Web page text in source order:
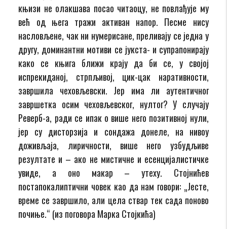
књизи не олакшава посао читаоцу, не повлађује му
већ од њега тражи активан напор. Песме нису
насловљене, чак ни нумерисане, преливају се једна у
другу, доминантни мотиви се јукста- и супрапонирају
како се књига ближи крају да би се, у својој
испрекиданој, стрпљивој, цик-цак наративности,
завршила чеховљевски. Јер има ли аутентичног
завршетка осим чеховљевског, нултог? У случају
Реверб-а, ради се ипак о више него позитивној нули,
јер су дисторзија и сондажа донеле, на нивоу
доживљаја, лиричности, више него узбудљиве
резултате и – ако не мистичне и есенцијалистичке
увиде, а оно макар – утеху. Стојнићев
постапокалиптични човек као да нам говори: „Јесте,
време се завршило, али цела ствар тек сада поново
почиње.“ (из поговора Марка Стојкића)